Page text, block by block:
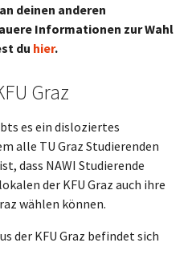
deinen anderen
Informationen zur Wahl
du hier.
Graz
es ein disloziertes
alle TU Graz Studierenden
dass NAWI Studierende
der KFU Graz auch ihre
wählen können.
der KFU Graz befindet sich